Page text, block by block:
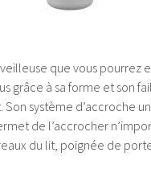
que vous pourrez
grâce à sa forme et son
système d’accroche
de l’accrocher
du lit, poignée de